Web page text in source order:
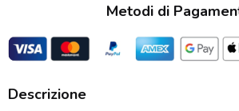
Metodi di
Descrizione